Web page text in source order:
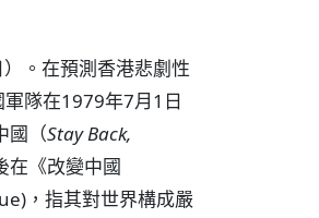
。在預測香港悲劇性
隊在1979年7月1日
國（Stay Back,
在《改變中國
，指其對世界構成嚴